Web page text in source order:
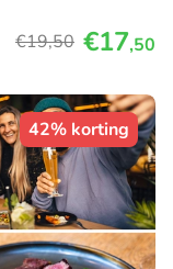
€19,50 €17,50
42% korting